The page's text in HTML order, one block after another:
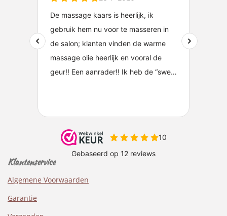
Klantenservice
Algemene Voorwaarden
Garantie